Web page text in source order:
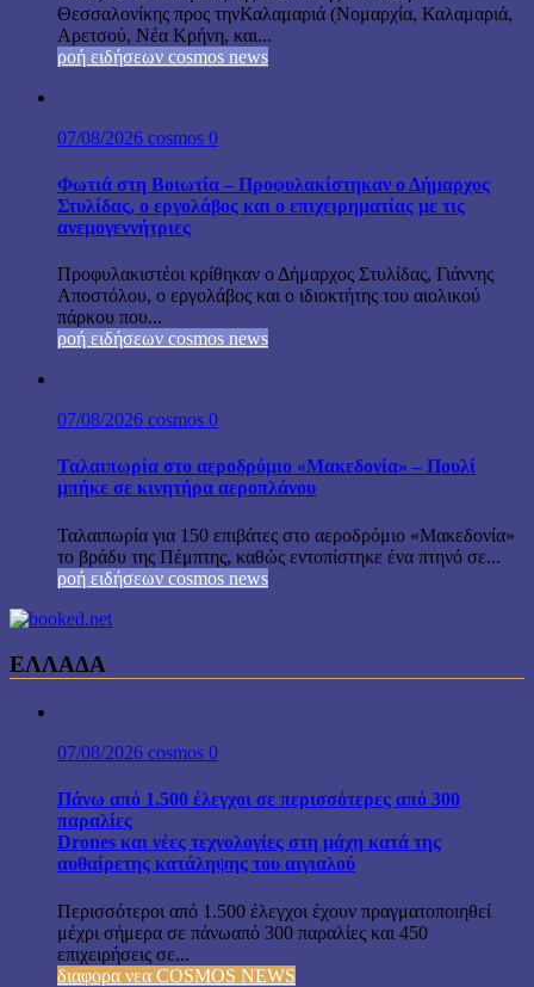
Θεσσαλονίκης προς τηνΚαλαμαριά (Νομαρχία, Καλαμαριά,
Αρετσού, Νέα Κρήνη, και...
ροή ειδήσεων cosmos news
07/08/2026 cosmos 0
Φωτιά στη Βοιωτία – Προφυλακίστηκαν ο Δήμαρχος
Στυλίδας, ο εργολάβος και ο επιχειρηματίας με τις
ανεμογεννήτριες
Προφυλακιστέοι κρίθηκαν ο Δήμαρχος Στυλίδας, Γιάννης
Αποστόλου, ο εργολάβος και ο ιδιοκτήτης του αιολικού
πάρκου που...
ροή ειδήσεων cosmos news
07/08/2026 cosmos 0
Ταλαιπωρία στο αεροδρόμιο «Μακεδονία» – Πουλί
μπήκε σε κινητήρα αεροπλάνου
Ταλαιπωρία για 150 επιβάτες στο αεροδρόμιο «Μακεδονία»
το βράδυ της Πέμπτης, καθώς εντοπίστηκε ένα πτηνό σε...
ροή ειδήσεων cosmos news
ΕΛΛΑΔΑ
07/08/2026 cosmos 0
Πάνω από 1.500 έλεγχοι σε περισσότερες από 300
παραλίες
Drones και νέες τεχνολογίες στη μάχη κατά της
αυθαίρετης κατάληψης του αιγιαλού
Περισσότεροι από 1.500 έλεγχοι έχουν πραγματοποιηθεί
μέχρι σήμερα σε πάνωαπό 300 παραλίες και 450
επιχειρήσεις σε...
διαφορα νεα COSMOS NEWS